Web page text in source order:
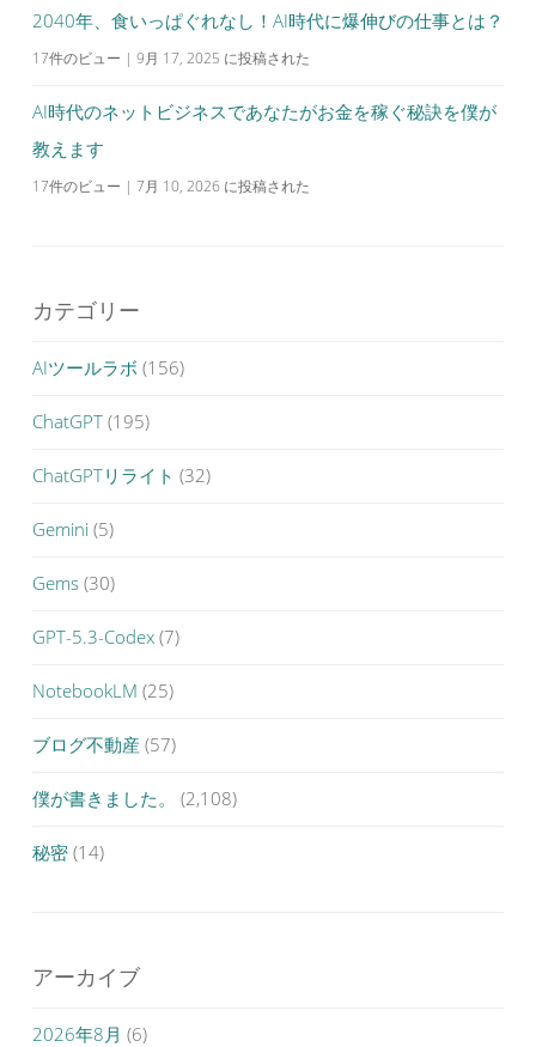
2040年、食いっぱぐれなし！AI時代に爆伸びの仕事とは？
17件のビュー | 9月 17, 2025 に投稿された
AI時代のネットビジネスであなたがお金を稼ぐ秘訣を僕が
教えます
17件のビュー | 7月 10, 2026 に投稿された
カテゴリー
AIツールラボ (156)
ChatGPT (195)
ChatGPTリライト (32)
Gemini (5)
Gems (30)
GPT-5.3-Codex (7)
NotebookLM (25)
ブログ不動産 (57)
僕が書きました。 (2,108)
秘密 (14)
アーカイブ
2026年8月 (6)